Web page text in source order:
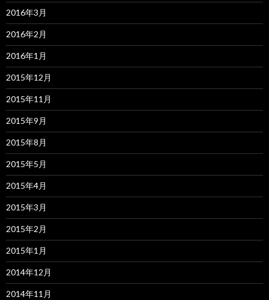
2016年3月
2016年2月
2016年1月
2015年12月
2015年11月
2015年9月
2015年8月
2015年5月
2015年4月
2015年3月
2015年2月
2015年1月
2014年12月
2014年11月